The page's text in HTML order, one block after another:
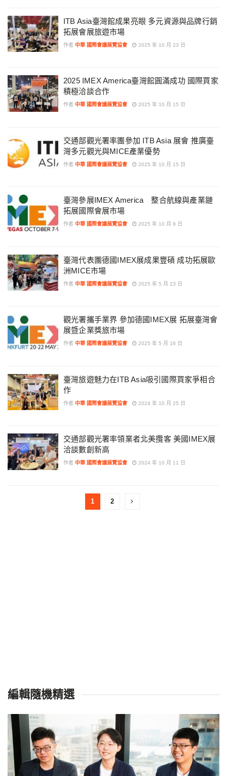
ITB Asia臺灣館成果亮眼 多元資源與品牌行銷
拓展會展旅遊市場
作者 中華 國際會議展覽協會 2025 年 10 月 23 日
2025 IMEX America臺灣館圓滿成功 國際買家
積極洽談合作
作者 中華 國際會議展覽協會 2025 年 10 月 15 日
交通部觀光署率團參加 ITB Asia 展會 推廣臺
灣多元觀光與MICE產業優勢
作者 中華 國際會議展覽協會 2025 年 10 月 15 日
臺灣參展IMEX America 整合航線與產業鏈
拓展國際會展市場
作者 中華 國際會議展覽協會 2025 年 10 月 8 日
臺灣代表團德國IMEX展成果豐碩 成功拓展歐
洲MICE市場
作者 中華 國際會議展覽協會 2025 年 5 月 23 日
觀光署攜手業界 參加德國IMEX展 拓展臺灣會
展暨企業獎旅市場
作者 中華 國際會議展覽協會 2025 年 5 月 16 日
臺灣旅遊魅力在ITB Asia吸引國際買家爭相合
作
作者 中華 國際會議展覽協會 2024 年 10 月 25 日
交通部觀光署率領業者北美攬客 美國IMEX展
洽談數創新高
作者 中華 國際會議展覽協會 2024 年 10 月 11 日
1 2
編輯隨機精選